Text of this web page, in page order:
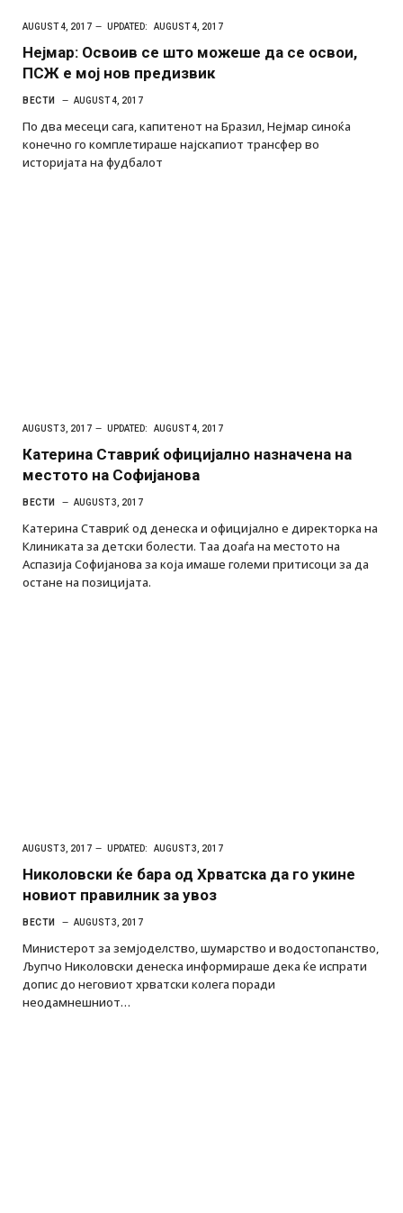
AUGUST 4, 2017 UPDATED: AUGUST 4, 2017
Нејмар: Освоив се што можеше да се освои,
ПСЖ е мој нов предизвик
ВЕСТИ AUGUST 4, 2017
По два месеци сага, капитенот на Бразил, Нејмар синоќа
конечно го комплетираше најскапиот трансфер во
историјата на фудбалот
AUGUST 3, 2017 UPDATED: AUGUST 4, 2017
Катерина Ставриќ официјално назначена на
местото на Софијанова
ВЕСТИ AUGUST 3, 2017
Катерина Ставриќ од денеска и официјално е директорка на
Клиниката за детски болести. Таа доаѓа на местото на
Аспазија Софијанова за која имаше големи притисоци за да
остане на позицијата.
AUGUST 3, 2017 UPDATED: AUGUST 3, 2017
Николовски ќе бара од Хрватска да го укине
новиот правилник за увоз
ВЕСТИ AUGUST 3, 2017
Министерот за земјоделство, шумарство и водостопанство,
Љупчо Николовски денеска информираше дека ќе испрати
допис до неговиот хрватски колега поради
неодамнешниот…